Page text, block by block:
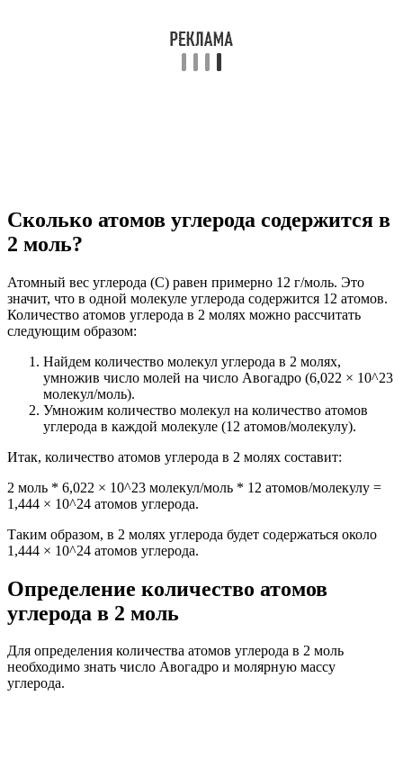
Сколько атомов углерода содержится в
2 моль?
Атомный вес углерода (C) равен примерно 12 г/моль. Это
значит, что в одной молекуле углерода содержится 12 атомов.
Количество атомов углерода в 2 молях можно рассчитать
следующим образом:
Найдем количество молекул углерода в 2 молях,
умножив число молей на число Авогадро (6,022 × 10^23
молекул/моль).
Умножим количество молекул на количество атомов
углерода в каждой молекуле (12 атомов/молекулу).
Итак, количество атомов углерода в 2 молях составит:
2 моль * 6,022 × 10^23 молекул/моль * 12 атомов/молекулу =
1,444 × 10^24 атомов углерода.
Таким образом, в 2 молях углерода будет содержаться около
1,444 × 10^24 атомов углерода.
Определение количество атомов
углерода в 2 моль
Для определения количества атомов углерода в 2 моль
необходимо знать число Авогадро и молярную массу
углерода.